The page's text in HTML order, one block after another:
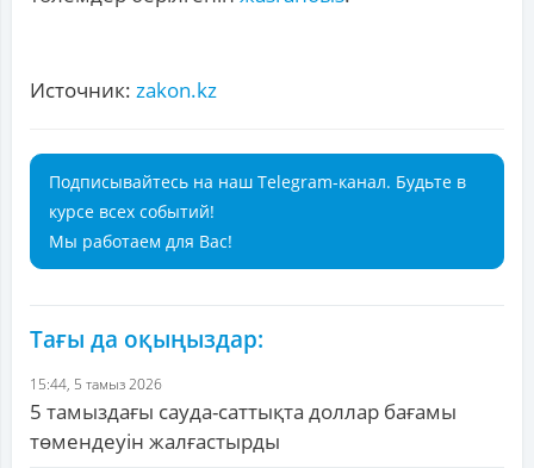
Источник: zakon.kz
Подписывайтесь на наш Telegram-канал. Будьте в
курсе всех событий!
Мы работаем для Вас!
Тағы да оқыңыздар:
15:44, 5 тамыз 2026
5 тамыздағы сауда-саттықта доллар бағамы
төмендеуін жалғастырды